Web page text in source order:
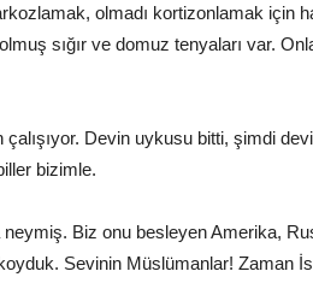
olmadı kortizonlamak için
sığır ve domuz tenyaları var.
Devin uykusu bitti, şimdi
bizimle.
neymiş. Biz onu besleyen Amerika,
Sevinin Müslümanlar! Zaman